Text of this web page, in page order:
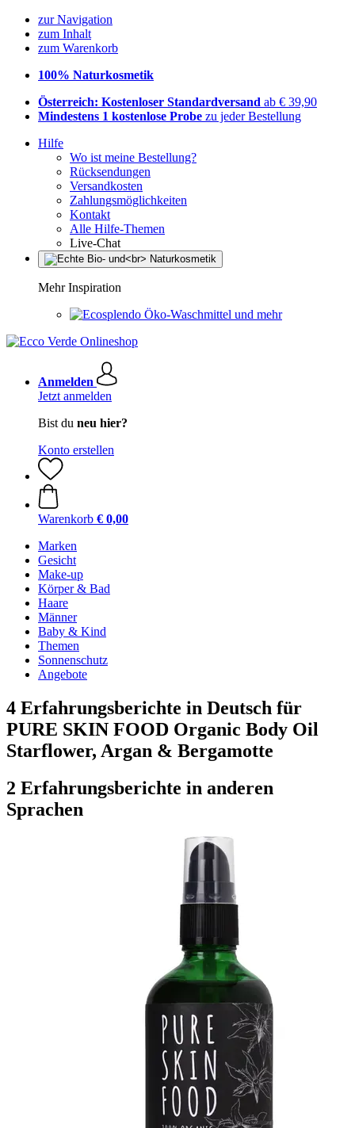
zur Navigation
zum Inhalt
zum Warenkorb
100% Naturkosmetik
Österreich: Kostenloser Standardversand ab € 39,90
Mindestens 1 kostenlose Probe zu jeder Bestellung
Hilfe
Wo ist meine Bestellung?
Rücksendungen
Versandkosten
Zahlungsmöglichkeiten
Kontakt
Alle Hilfe-Themen
Live-Chat
Mehr Inspiration
Öko-Waschmittel und mehr
Anmelden
Jetzt anmelden
Bist du neu hier?
Konto erstellen
Warenkorb € 0,00
Marken
Gesicht
Make-up
Körper & Bad
Haare
Männer
Baby & Kind
Themen
Sonnenschutz
Angebote
4 Erfahrungsberichte in Deutsch für
PURE SKIN FOOD Organic Body Oil
Starflower, Argan & Bergamotte
2 Erfahrungsberichte in anderen
Sprachen